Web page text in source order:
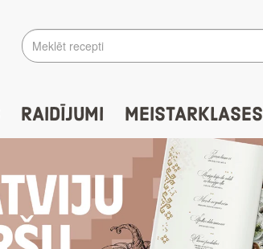
RAIDĪJUMI MEISTARKLASES